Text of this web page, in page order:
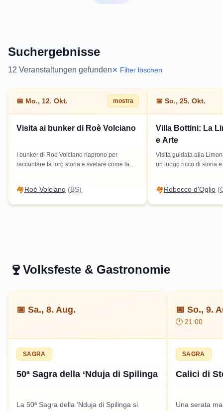
Suchergebnisse
12 Veranstaltungen gefunden✕ Filter löschen
📅 Mo., 12. Okt. mostra
Visita ai bunker di Roè Volciano
I bunker di Roè Volciano riaprono per
raccontare la loro storia e svelare come la
dalle 10.00 alle 18.00, con visite guidate di
🏘️Roè Volciano (BS)
📅 So., 25. Okt.
Villa Bottini: La
e Arte
Visita guidata alla
un luogo ricco di storia
adatto a tutti.
🏘️Robecco d'Oglio (
🍷 Volksfeste & Gastronomie
📅 Sa., 8. Aug.
SAGRA
50ª Sagra della ‘Nduja di Spilinga
La 50ª Sagra della ‘Nduja di Spilinga si
📅 So., 9.
🕐 21:00
SAGRA
Calici di
Una serata